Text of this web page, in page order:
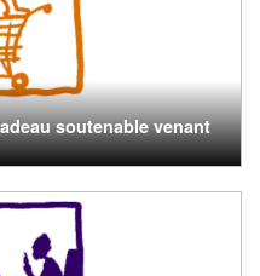
soutenable venant